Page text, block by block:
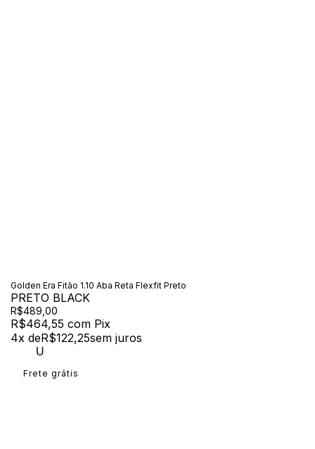
Golden Era Fitão 1.10 Aba Reta Flexfit Preto
PRETO BLACK
R$489,00
R$464,55 com Pix
4x deR$122,25sem juros
U
Frete grátis